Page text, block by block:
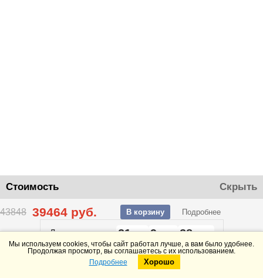
Стоимость Скрыть
43848 39464 руб. В корзину Подробнее
До конца акции21 9 28
Telegram
Мы используем cookies, чтобы сайт работал лучше, а вам было удобнее.
Продолжая просмотр, вы соглашаетесь с их использованием.
Подробнее
Хорошо